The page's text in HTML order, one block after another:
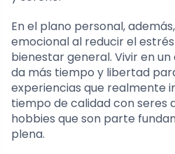
En el plano personal,
emocional al reducir el
bienestar general. Vivir en
da más tiempo y libertad
experiencias que realmente
tiempo de calidad con seres
hobbies que son parte
plena.